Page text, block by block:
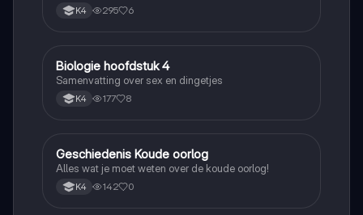
K4 295 6
Biologie
Biologie hoofdstuk 4
Samenvatting over sex en dingetjes
K4 177 8
Geschiedenis
Geschiedenis Koude oorlog
Alles wat je moet weten over de koude oorlog!
K4 142 0